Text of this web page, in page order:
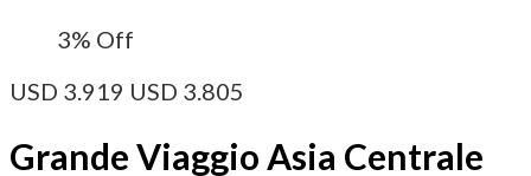
3% Off
USD 3.919 USD 3.805
Grande Viaggio Asia Centrale